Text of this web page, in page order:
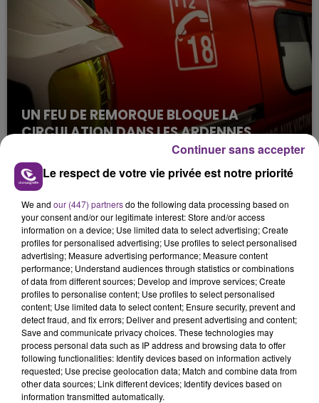
UN FEU DE REMORQUE BLOQUE LA
CIRCULATION DANS LES ARDENNES
Un feu de remorque s'est déclaré ce mercredi en
fin de matinée sur l'A34.
VENEZ FÊTER CE WEEK-END
L'ANNIVERSAIRE DE WOINIC
Ce samedi 8 août sera un grand jour :
l'anniversaire du plus gros sanglier du monde.
Une fête est donc organisée et vous êtes tous
conviés !
TITRES DIFFUSÉS
Le respect de votre vie privée est notre priorité
We and our (447) partnersdo the following data processing based on
your consent and/or our legitimate interest: Store and/or access
information on a device; Use limited data to select advertising; Create
profiles for personalised advertising; Use profiles to select personalised
advertising; Measure advertising performance; Measure content
performance; Understand audiences through statistics or combinations
of data from different sources; Develop and improve services; Create
profiles to personalise content; Use profiles to select personalised
content; Use limited data to select content; Ensure security, prevent and
detect fraud, and fix errors; Deliver and present advertising and content;
Save and communicate privacy choices. These technologies may
process personal data such as IP address and browsing data to offer
following functionalities: Identify devices based on information actively
requested; Use precise geolocation data; Match and combine data from
other data sources; Link different devices; Identify devices based on
information transmitted automatically.
Continuer sans accepter